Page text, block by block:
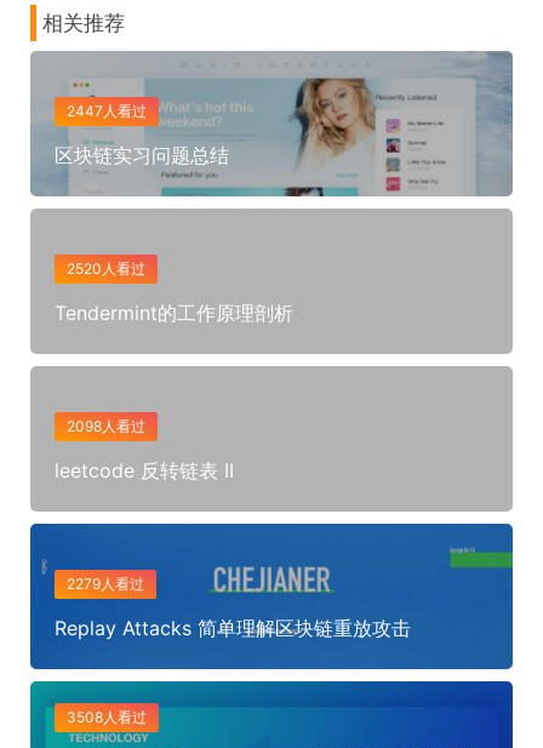
相关推荐
2447人看过
区块链实习问题总结
2520人看过
Tendermint的工作原理剖析
2098人看过
leetcode 反转链表 II
2279人看过
Replay Attacks 简单理解区块链重放攻击
3508人看过